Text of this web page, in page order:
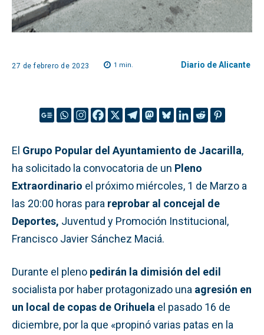
27 de febrero de 2023 1 min. Diario de Alicante
El Grupo Popular del Ayuntamiento de Jacarilla,
ha solicitado la convocatoria de un Pleno
Extraordinario el próximo miércoles, 1 de Marzo a
las 20:00 horas para reprobar al concejal de
Deportes, Juventud y Promoción Institucional,
Francisco Javier Sánchez Maciá.
Durante el pleno pedirán la dimisión del edil
socialista por haber protagonizado una agresión en
un local de copas de Orihuela el pasado 16 de
diciembre, por la que «propinó varias patas en la